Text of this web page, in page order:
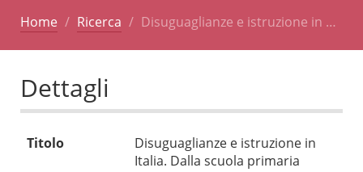
Home Ricerca Disuguaglianze e istruzione in …
Dettagli
Titolo
Disuguaglianze e istruzione in
Italia. Dalla scuola primaria